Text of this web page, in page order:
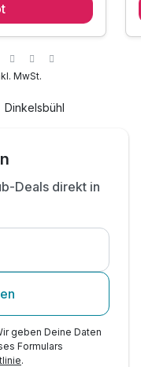
warm/kalt
MwSt.
Dinkelsbühl
Deals direkt in
geben Deine Daten
Formulars
.